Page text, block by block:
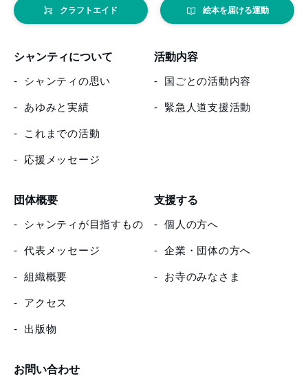
クラフトエイド 絵本を届ける運動
シャンティについて
シャンティの思い
あゆみと実績
これまでの活動
応援メッセージ
活動内容
国ごとの活動内容
緊急人道支援活動
団体概要
シャンティが目指すもの
代表メッセージ
組織概要
アクセス
出版物
支援する
個人の方へ
企業・団体の方へ
お寺のみなさま
お問い合わせ